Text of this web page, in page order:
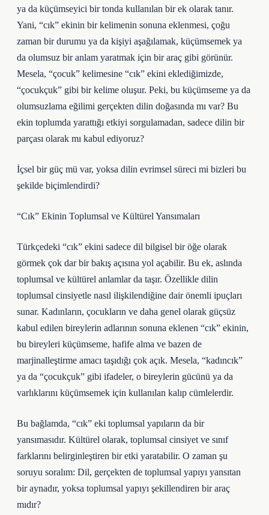
ya da küçümseyici bir tonda kullanılan bir ek olarak tanır.
Yani, “cık” ekinin bir kelimenin sonuna eklenmesi, çoğu
zaman bir durumu ya da kişiyi aşağılamak, küçümsemek ya
da olumsuz bir anlam yaratmak için bir araç gibi görünür.
Mesela, “çocuk” kelimesine “cık” ekini eklediğimizde,
“çocukçuk” gibi bir kelime oluşur. Peki, bu küçümseme ya da
olumsuzlama eğilimi gerçekten dilin doğasında mı var? Bu
ekin toplumda yarattığı etkiyi sorgulamadan, sadece dilin bir
parçası olarak mı kabul ediyoruz?
İçsel bir güç mü var, yoksa dilin evrimsel süreci mi bizleri bu
şekilde biçimlendirdi?
“Cık” Ekinin Toplumsal ve Kültürel Yansımaları
Türkçedeki “cık” ekini sadece dil bilgisel bir öğe olarak
görmek çok dar bir bakış açısına yol açabilir. Bu ek, aslında
toplumsal ve kültürel anlamlar da taşır. Özellikle dilin
toplumsal cinsiyetle nasıl ilişkilendiğine dair önemli ipuçları
sunar. Kadınların, çocukların ve daha genel olarak güçsüz
kabul edilen bireylerin adlarının sonuna eklenen “cık” ekinin,
bu bireyleri küçümseme, hafife alma ve bazen de
marjinalleştirme amacı taşıdığı çok açık. Mesela, “kadıncık”
ya da “çocukçuk” gibi ifadeler, o bireylerin gücünü ya da
varlıklarını küçümsemek için kullanılan kalıp cümlelerdir.
Bu bağlamda, “cık” eki toplumsal yapıların da bir
yansımasıdır. Kültürel olarak, toplumsal cinsiyet ve sınıf
farklarını belirginleştiren bir etki yaratabilir. O zaman şu
soruyu soralım: Dil, gerçekten de toplumsal yapıyı yansıtan
bir aynadır, yoksa toplumsal yapıyı şekillendiren bir araç
mıdır?